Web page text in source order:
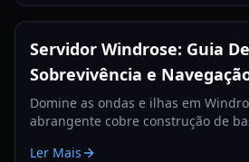
Servidor Windrose: Guia
Sobrevivência e
Domine as ondas e ilhas em
abrangente cobre construção de
Ler Mais